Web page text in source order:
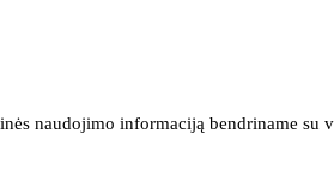
naudojimo informaciją bendriname su